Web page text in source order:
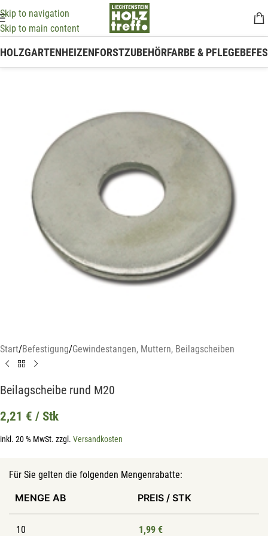
Skip to navigation
Skip to main content
HOLZGARTENHEIZENFORSTZUBEHÖRFARBE & PFLEGE
Start/Befestigung/Gewindestangen, Muttern, Beilagscheiben
Beilagscheibe rund M20
2,21 € / Stk
inkl. 20 % MwSt. zzgl. Versandkosten
Für Sie gelten die folgenden Mengenrabatte:
MENGE AB PREIS / STK
10 1,99 €